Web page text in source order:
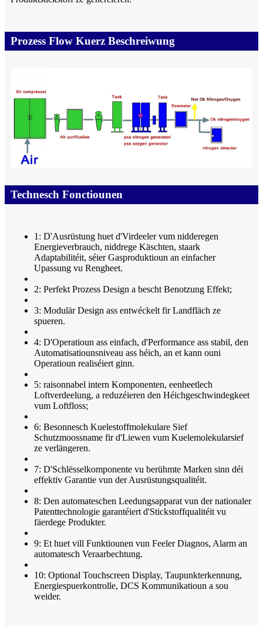
Prozess Flow Kuerz Beschreiwung
Technesch Fonctiounen
1: D'Ausrüstung huet d'Virdeeler vum nidderegen
Energieverbrauch, niddrege Käschten, staark
Adaptabilitéit, séier Gasproduktioun an einfacher
Upassung vu Rengheet.
2: Perfekt Prozess Design a bescht Benotzung Effekt;
3: Modulär Design ass entwéckelt fir Landfläch ze
spueren.
4: D'Operatioun ass einfach, d'Performance ass stabil, den
Automatisatiounsniveau ass héich, an et kann ouni
Operatioun realiséiert ginn.
5: raisonnabel intern Komponenten, eenheetlech
Loftverdeelung, a reduzéieren den Héichgeschwindegkeet
vum Loftfloss;
6: Besonnesch Kuelestoffmolekulare Sief
Schutzmoossname fir d'Liewen vum Kuelemolekularsief
ze verlängeren.
7: D'Schlësselkomponente vu berühmte Marken sinn déi
effektiv Garantie vun der Ausrüstungsqualitéit.
8: Den automateschen Leedungsapparat vun der nationaler
Patenttechnologie garantéiert d'Stickstoffqualitéit vu
fäerdege Produkter.
9: Et huet vill Funktiounen vun Feeler Diagnos, Alarm an
automatesch Veraarbechtung.
10: Optional Touchscreen Display, Taupunkterkennung,
Energiespuerkontrolle, DCS Kommunikatioun a sou
weider.